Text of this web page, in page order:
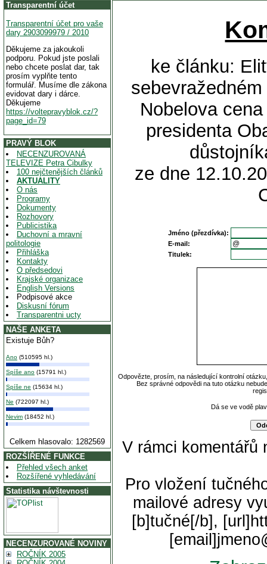
Transparentní účet
Transparentní účet pro vaše
dary 2903099979 / 2010
Děkujeme za jakoukoli
podporu. Pokud jste poslali
nebo chcete poslat dar, tak
prosím vyplňte tento
formulář. Musíme dle zákona
evidovat dary i dárce.
Děkujeme
https://voltepravyblok.cz/?
page_id=79
PRAVÝ BLOK
NECENZUROVANÁ
TELEVIZE Petra Cibulky
100 nejčtenějších článků
AKTUALITY
O nás
Programy
Dokumenty
Rozhovory
Publicistika
Duchovní a mravní
politologie
Přihláška
Kontakty
O předsedovi
Krajské organizace
English Versions
Podpisové akce
Diskusní fórum
Transparentni ucty
NAŠE ANKETA
Existuje Bůh?
Ano (510595 hl.)
Spíše ano (15791 hl.)
Spíše ne (15634 hl.)
Ne (722097 hl.)
Nevim (18452 hl.)
Celkem hlasovalo: 1282569
ROZŠÍŘENÉ FUNKCE
Přehled všech anket
Rozšířené vyhledávání
Statistika návštevnosti
NECENZUROVANÉ NOVINY
ROČNÍK 2005
ke článku:
Nobelova
presidenta
ze dne
Jméno (přezdívka):
E-mail:
Titulek:
Odpovězte, prosím, na následující kontrolní
Bez správné odpovědi na tuto otázku
Dá se ve vodě
V rámci komentářů
Pro vložení
mailové adresy
[b]tučné[/b],